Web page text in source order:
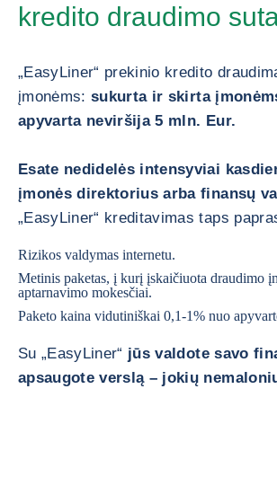
kredito draudimo
„EasyLiner“ prekinio kredito
įmonėms:sukurta ir skirta
apyvarta neviršija 5 mln. Eur.
Esate nedidelės intensyviai
įmonės direktorius arba finansų
„EasyLiner“ kreditavimas taps
Rizikos valdymas internetu.
Metinis paketas, į kurį įskaičiuota draudimo
aptarnavimo mokesčiai.
Paketo kaina vidutiniškai 0,1-1% nuo
Su „EasyLiner“ jūs valdote savo
apsaugote verslą – jokių